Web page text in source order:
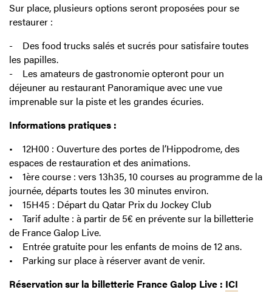
Sur place, plusieurs options seront proposées pour se
restaurer :
- Des food trucks salés et sucrés pour satisfaire toutes
les papilles.
- Les amateurs de gastronomie opteront pour un
déjeuner au restaurant Panoramique avec une vue
imprenable sur la piste et les grandes écuries.
Informations pratiques :
• 12H00 : Ouverture des portes de l’Hippodrome, des
espaces de restauration et des animations.
• 1ère course : vers 13h35, 10 courses au programme de la
journée, départs toutes les 30 minutes environ.
• 15H45 : Départ du Qatar Prix du Jockey Club
• Tarif adulte : à partir de 5€ en prévente sur la billetterie
de France Galop Live.
• Entrée gratuite pour les enfants de moins de 12 ans.
• Parking sur place à réserver avant de venir.
Réservation sur la billetterie France Galop Live : ICI